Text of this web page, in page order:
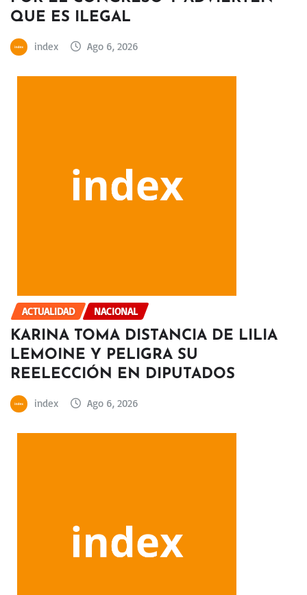
QUE ES ILEGAL
index Ago 6, 2026
ACTUALIDAD NACIONAL
KARINA TOMA DISTANCIA DE LILIA
LEMOINE Y PELIGRA SU
REELECCIÓN EN DIPUTADOS
index Ago 6, 2026